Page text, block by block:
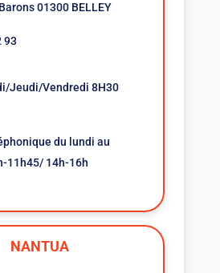
01300 BELLEY
93
Jeudi/Vendredi 8H30
du lundi au
11h45/ 14h-16h
NANTUA